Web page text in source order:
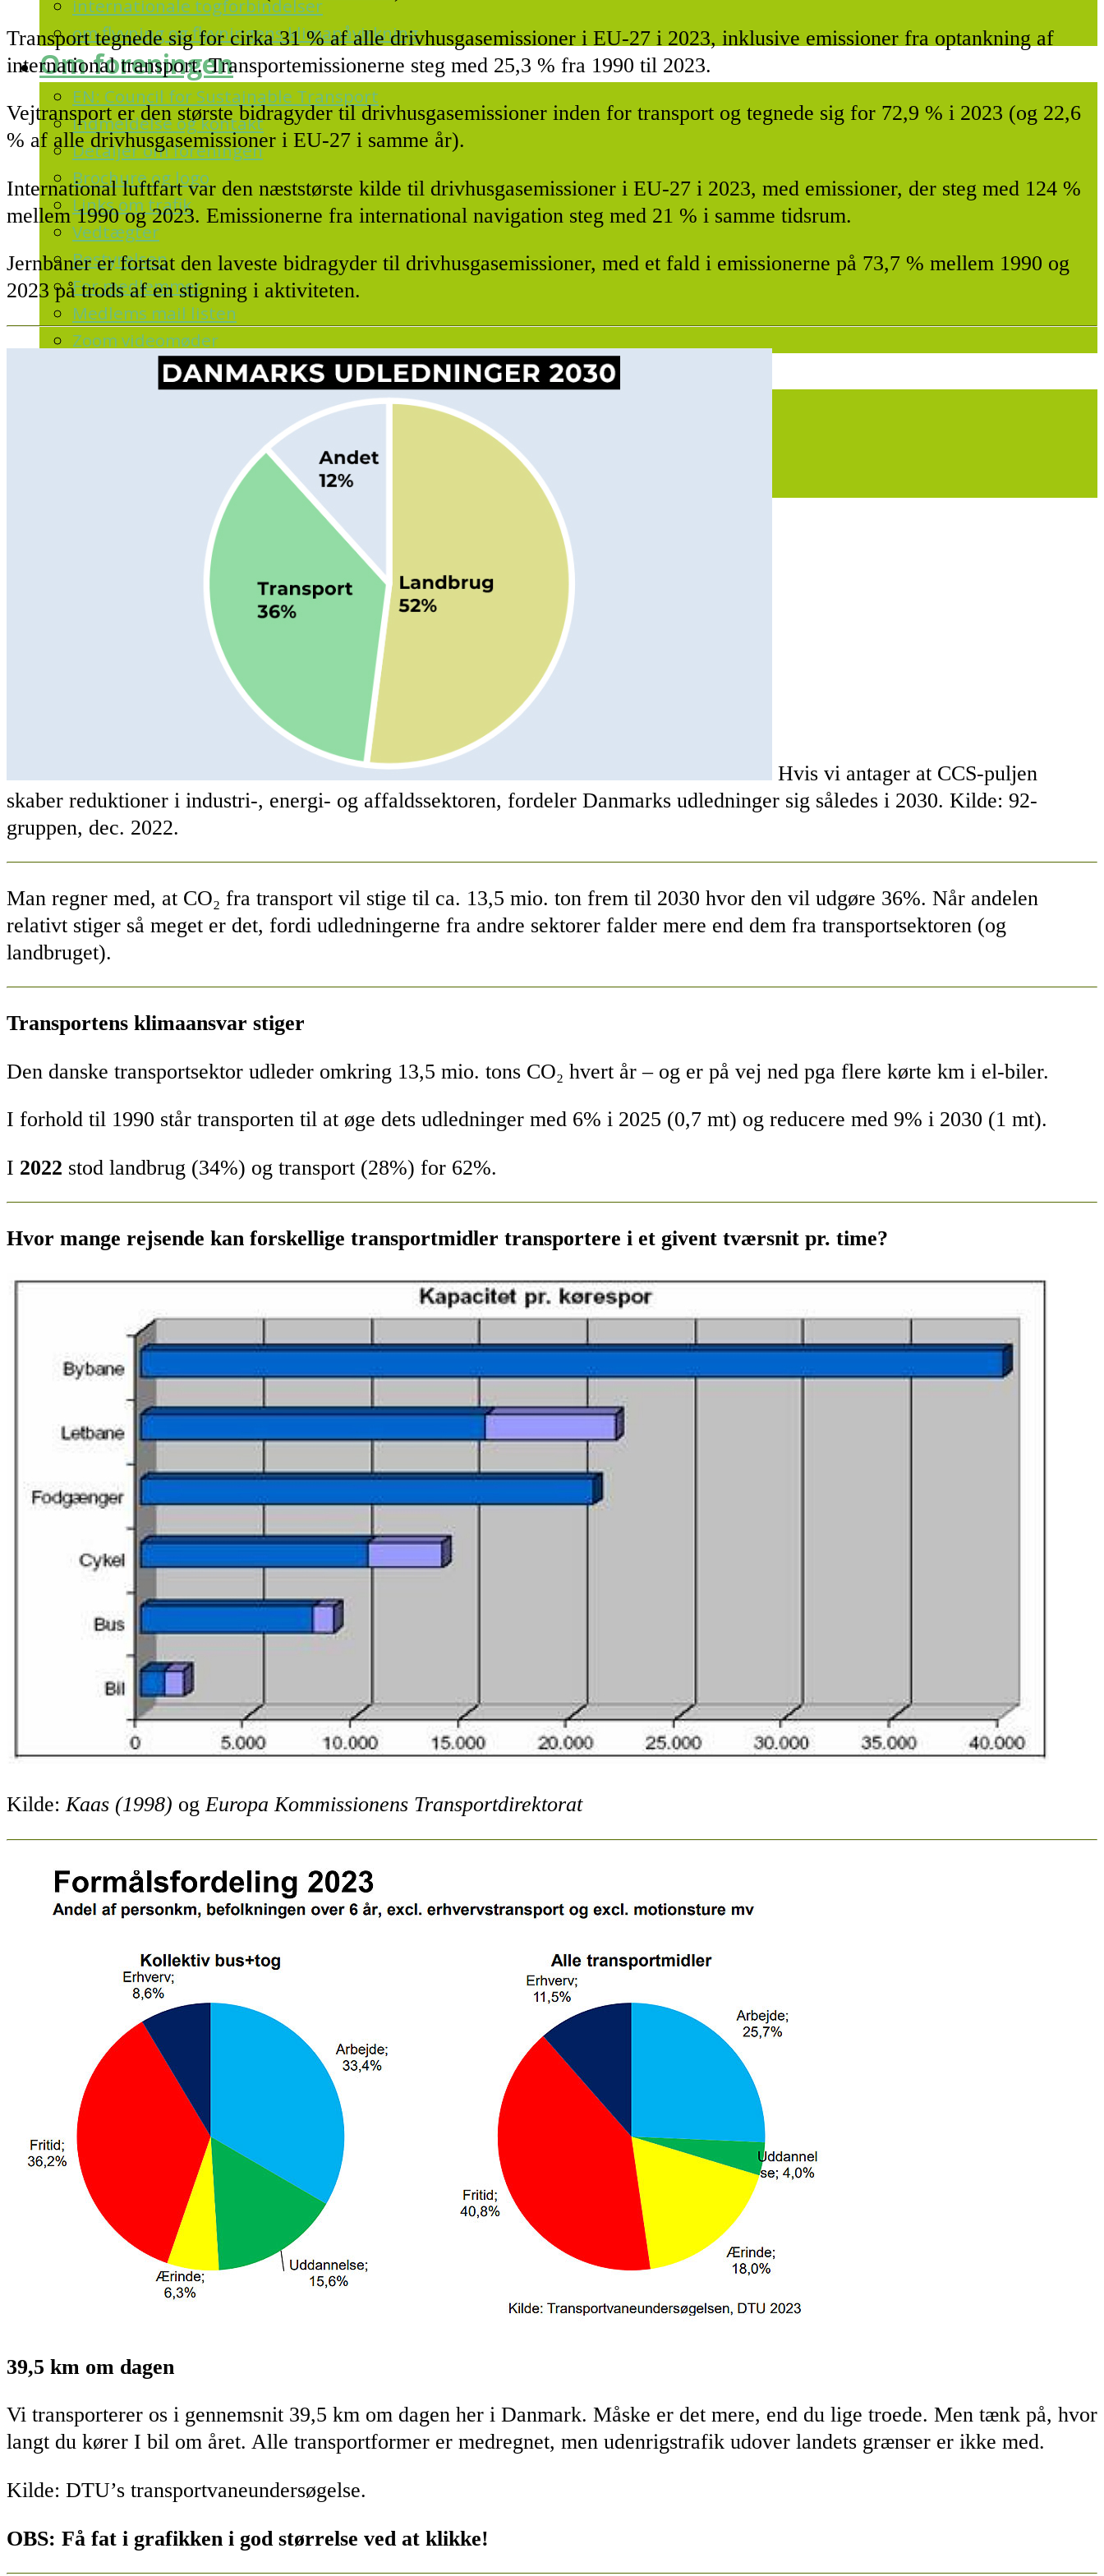
internationale togforbindelser
om flyvning og flyvningens klimapåvirkning
Om foreningen
EN: Council for Sustainable Transport
Indmeldelse og kontakt
Detaljer om foreningen
Brochure og logo
Links om trafik
Vedtægter
Bestyrelsen
For medlemmer
Medlems mail listen
Zoom videomøder
Transport tegnede sig for cirka 31 % af alle drivhusgasemissioner i EU-27 i 2023, inklusive emissioner fra optankning af
international transport. Transportemissionerne steg med 25,3 % fra 1990 til 2023.
Vejtransport er den største bidragyder til drivhusgasemissioner inden for transport og tegnede sig for 72,9 % i 2023 (og 22,6
% af alle drivhusgasemissioner i EU-27 i samme år).
International luftfart var den næststørste kilde til drivhusgasemissioner i EU-27 i 2023, med emissioner, der steg med 124 %
mellem 1990 og 2023. Emissionerne fra international navigation steg med 21 % i samme tidsrum.
Jernbaner er fortsat den laveste bidragyder til drivhusgasemissioner, med et fald i emissionerne på 73,7 % mellem 1990 og
2023 på trods af en stigning i aktiviteten.
Hvis vi antager at CCS-puljen
skaber reduktioner i industri-, energi- og affaldssektoren, fordeler Danmarks udledninger sig således i 2030. Kilde: 92-
gruppen, dec. 2022.
Man regner med, at CO₂ fra transport vil stige til ca. 13,5 mio. ton frem til 2030 hvor den vil udgøre 36%. Når andelen
relativt stiger så meget er det, fordi udledningerne fra andre sektorer falder mere end dem fra transportsektoren (og
landbruget).
Transportens klimaansvar stiger
Den danske transportsektor udleder omkring 13,5 mio. tons CO₂ hvert år – og er på vej ned pga flere kørte km i el-biler.
I forhold til 1990 står transporten til at øge dets udledninger med 6% i 2025 (0,7 mt) og reducere med 9% i 2030 (1 mt).
I 2022 stod landbrug (34%) og transport (28%) for 62%.
Hvor mange rejsende kan forskellige transportmidler transportere i et givent tværsnit pr. time?
Kilde:Kaas (1998) ogEuropa Kommissionens Transportdirektorat
39,5 km om dagen
Vi transporterer os i gennemsnit 39,5 km om dagen her i Danmark. Måske er det mere, end du lige troede. Men tænk på, hvor
langt du kører I bil om året. Alle transportformer er medregnet, men udenrigstrafik udover landets grænser er ikke med.
Kilde: DTU’s transportvaneundersøgelse.
OBS: Få fat i grafikken i god størrelse ved at klikke!